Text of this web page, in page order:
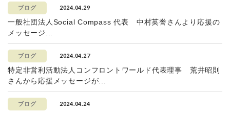
ブログ 2024.04.29
一般社団法人Social Compass 代表 中村英誉さんより応援の
メッセージ...
ブログ 2024.04.27
特定非営利活動法人コンフロントワールド代表理事 荒井昭則
さんから応援メッセージが...
ブログ 2024.04.24